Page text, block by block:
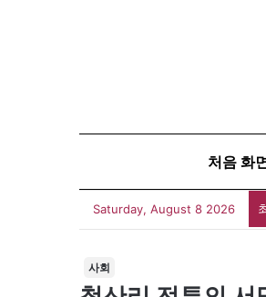
처음 화
Saturday, August 8 2026
사회